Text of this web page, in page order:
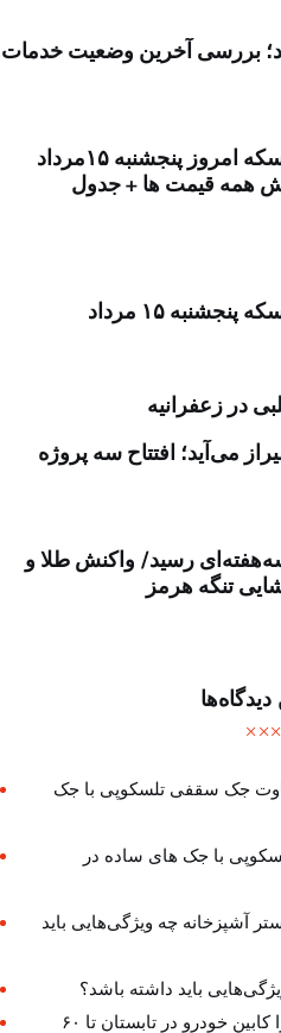
بررسی آخرین وضعیت خدمات
قیمت طلا و سکه امروز پنجشنبه ۱۵مرداد
۱۵ مرداد
در زعفرانیه
می‌آید؛ افتتاح سه پروژه
رسید/ واکنش طلا و
تنگه هرمز
دیدگاه‌ها
جک سقفی تلسکوپی با جک
با جک های ساده در
آشپزخانه چه ویژگی‌هایی باید
باید داشته باشد؟
چرا کابین خودرو در تابستان تا ۶۰